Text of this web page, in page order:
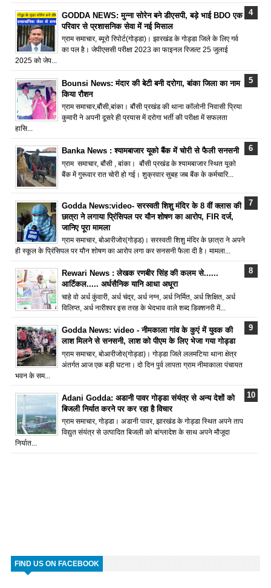
GODDA NEWS: मुन्ना सोरेन बने डीएसपी, बड़े भाई BDO एक
परिवार से प्रशासनिक सेवा में नई मिसाल
ग्राम समाचार, ब्यूरो रिपोर्ट(गोड्डा)। झारखंड के गोड्डा जिले के लिए गर्व
का पल है। जेपीएससी परीक्षा 2023 का फाइनल रिजल्ट 25 जुलाई
2025 को जेप...
Bounsi News: मंदार की बेटी बनी दरोगा, बांका जिला का नाम
किया रौशन
ग्राम समाचार,बौंसी,बांका। बौंसी प्रखंड की थाना कॉलोनी निवासी प्रिया
कुमारी ने अपनी दूसरे ही प्रयास में दरोगा भर्ती की परीक्षा में सफलता
हासि...
Banka News : श्यामबाजार यूको बैंक में चोरी से फैली सनसनी
ग्राम समाचार, बौंसी , बांका। बौंसी प्रखंड के श्यामबाजार स्थित यूको
बैंक में गुरूवार रात चोरी हो गई। शुक्रवार सुबह जब बैंक के कर्मचारि...
Godda News:video- सरस्वती शिशु मंदिर के 8 वीं क्लास की
छात्रा ने लगाया प्रिंसिपल पर यौन शोषण का आरोप, FIR दर्ज,
जानिए पूरा मामला
ग्राम समाचार, बोआरीजोर(गोड्ड)। सरस्वती शिशु मंदिर के छात्रा ने अपने
ही स्कूल के प्रिंसिपल पर यौन शोषण का आरोप लगा कर सनसनी फैला दी है। मामला...
Rewari News : लेखक रणबीर सिंह की कलम से......
आर्टिकल..... अर्धसैनिक यानि आधा अधूरा
चाहे वो अर्ध कुंवारी, अर्ध चंद्र, अर्ध नग्न, अर्ध निर्मित, अर्ध शिक्षित, अर्ध
विलिप्त, अर्ध नारीश्वर इस तरह के भेदभाव वाले शब्द डिक्शनरी में...
Godda News: video - नीमकाला गांव के कुएं में युवक की
लाश मिलने से सनसनी, लाश को पीएम के लिए भेजा गया गोड्डा
ग्राम समाचार, बोआरीजोर(गोड्डा)। गोड्डा जिले ललमटिया थाना क्षेत्र
अंतर्गत आज एक बड़ी घटना। दो दिन पुर्व लापता ग्राम नीमाकाला पंचायत
भवन के सम...
Adani Godda: अडानी पावर गोड्डा संयंत्र से अन्य देशों को
बिजली निर्यात करने पर कर रहा है विचार
ग्राम समाचार, गोड्डा। अडानी पावर, झारखंड के गोड्डा स्थित अपने ताप
विद्युत संयंत्र से उत्पादित बिजली को बांग्लादेश के साथ अपने मौजूदा
निर्यात...
FIND US ON FACEBOOK